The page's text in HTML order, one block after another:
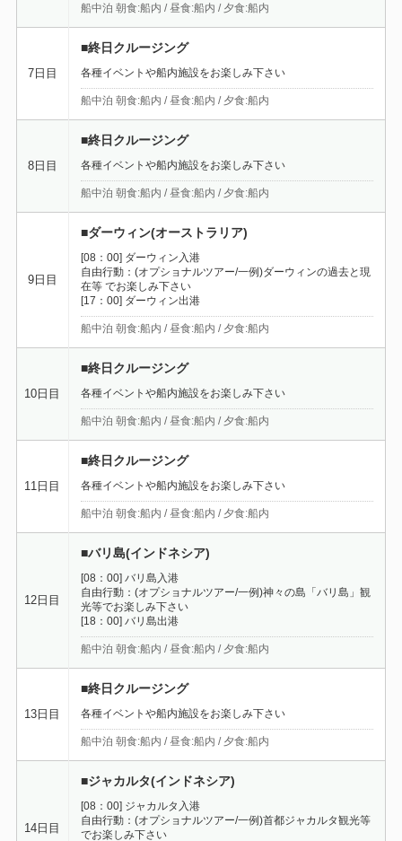
船中泊 朝食:船内 / 昼食:船内 / 夕食:船内
7日目
■終日クルージング
各種イベントや船内施設をお楽しみ下さい
船中泊 朝食:船内 / 昼食:船内 / 夕食:船内
8日目
■終日クルージング
各種イベントや船内施設をお楽しみ下さい
船中泊 朝食:船内 / 昼食:船内 / 夕食:船内
9日目
■ダーウィン(オーストラリア)
[08：00] ダーウィン入港
自由行動：(オプショナルツアー/一例)ダーウィンの過去と現
在等 でお楽しみ下さい
[17：00] ダーウィン出港
船中泊 朝食:船内 / 昼食:船内 / 夕食:船内
10日目
■終日クルージング
各種イベントや船内施設をお楽しみ下さい
船中泊 朝食:船内 / 昼食:船内 / 夕食:船内
11日目
■終日クルージング
各種イベントや船内施設をお楽しみ下さい
船中泊 朝食:船内 / 昼食:船内 / 夕食:船内
12日目
■バリ島(インドネシア)
[08：00] バリ島入港
自由行動：(オプショナルツアー/一例)神々の島「バリ島」観
光等でお楽しみ下さい
[18：00] バリ島出港
船中泊 朝食:船内 / 昼食:船内 / 夕食:船内
13日目
■終日クルージング
各種イベントや船内施設をお楽しみ下さい
船中泊 朝食:船内 / 昼食:船内 / 夕食:船内
14日目
■ジャカルタ(インドネシア)
[08：00] ジャカルタ入港
自由行動：(オプショナルツアー/一例)首都ジャカルタ観光等
でお楽しみ下さい